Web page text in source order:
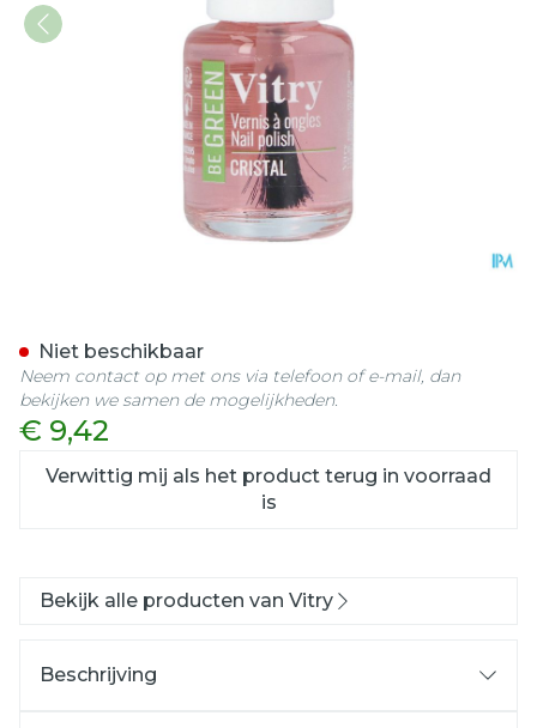
€ 9,42
Verwittig mij als het product terug in voorraad
is
Niet beschikbaar
Neem contact op met ons via telefoon of e-mail, dan
bekijken we samen de mogelijkheden.
Bekijk alle producten van Vitry
Beschrijving